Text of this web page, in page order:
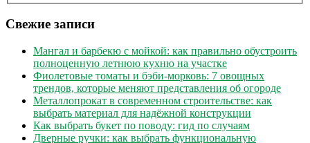
Свежие записи
Мангал и барбекю с мойкой: как правильно обустроить
полноценную летнюю кухню на участке
Фиолетовые томаты и бэби-морковь: 7 овощных
трендов, которые меняют представления об огороде
Металлопрокат в современном строительстве: как
выбрать материал для надёжной конструкции
Как выбрать букет по поводу: гид по случаям
Дверные ручки: как выбрать функциональную